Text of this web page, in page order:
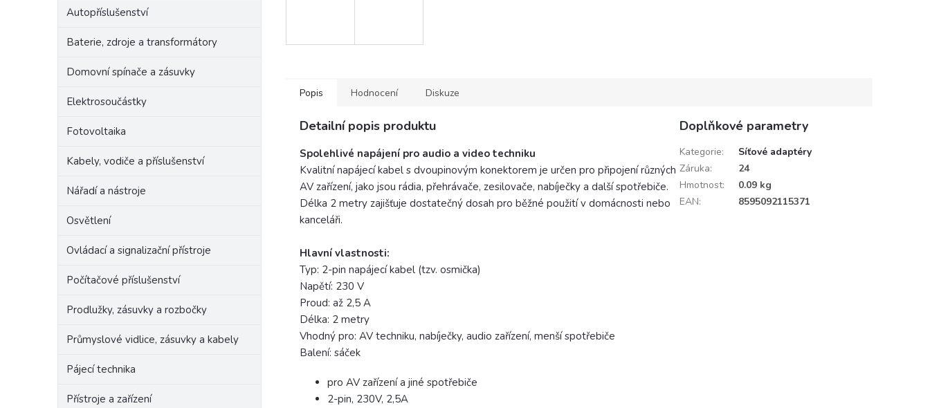
Autopříslušenství
Baterie, zdroje a transformátory
Domovní spínače a zásuvky
Elektrosoučástky
Fotovoltaika
Kabely, vodiče a příslušenství
Nářadí a nástroje
Osvětlení
Ovládací a signalizační přístroje
Počítačové příslušenství
Prodlužky, zásuvky a rozbočky
Průmyslové vidlice, zásuvky a kabely
Pájecí technika
Přístroje a zařízení
Popis Hodnocení Diskuze
Detailní popis produktu
Spolehlivé napájení pro audio a video techniku
Kvalitní napájecí kabel s dvoupinovým konektorem je určen pro připojení různých
AV zařízení, jako jsou rádia, přehrávače, zesilovače, nabíječky a další spotřebiče.
Délka 2 metry zajišťuje dostatečný dosah pro běžné použití v domácnosti nebo
kanceláři.
Hlavní vlastnosti:
Typ: 2-pin napájecí kabel (tzv. osmička)
Napětí: 230 V
Proud: až 2,5 A
Délka: 2 metry
Vhodný pro: AV techniku, nabíječky, audio zařízení, menší spotřebiče
Balení: sáček
pro AV zařízení a jiné spotřebiče
2-pin, 230V, 2,5A
Doplňkové parametry
Kategorie:
Síťové adaptéry
Záruka:
24
Hmotnost:
0.09 kg
EAN: 8595092115371